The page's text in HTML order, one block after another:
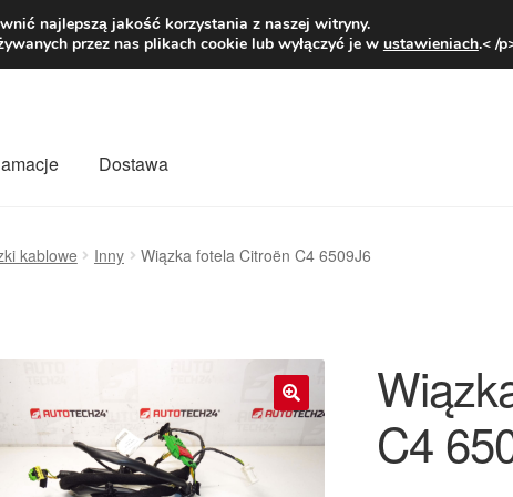
zł Pn.-pt.
Dostawa
kablowe Inny Wiązka fotela Citroën C4 6509J6
🔍
C4
najlepszą jakość korzystania z naszej witryny.
przez nas plikach cookie lub wyłączyć je w ustawieniach.< /